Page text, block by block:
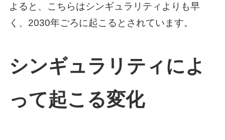
よると、こちらはシンギュラリティよりも早
く、2030年ごろに起こるとされています。
シンギュラリティによ
って起こる変化